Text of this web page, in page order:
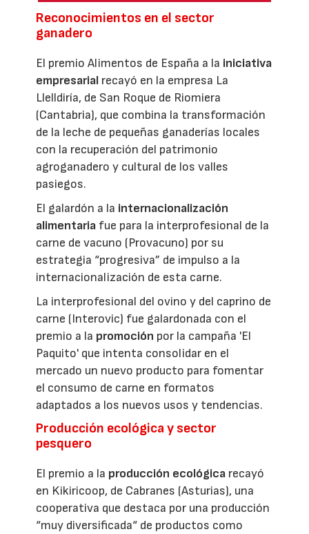
Reconocimientos en el sector
ganadero
El premio Alimentos de España a la iniciativa
empresarial recayó en la empresa La
Llelldiría, de San Roque de Riomiera
(Cantabria), que combina la transformación
de la leche de pequeñas ganaderías locales
con la recuperación del patrimonio
agroganadero y cultural de los valles
pasiegos.
El galardón a la internacionalización
alimentaria fue para la interprofesional de la
carne de vacuno (Provacuno) por su
estrategia “progresiva” de impulso a la
internacionalización de esta carne.
La interprofesional del ovino y del caprino de
carne (Interovic) fue galardonada con el
premio a la promoción por la campaña 'El
Paquito' que intenta consolidar en el
mercado un nuevo producto para fomentar
el consumo de carne en formatos
adaptados a los nuevos usos y tendencias.
Producción ecológica y sector
pesquero
El premio a la producción ecológica recayó
en Kikiricoop, de Cabranes (Asturias), una
cooperativa que destaca por una producción
“muy diversificada“ de productos como